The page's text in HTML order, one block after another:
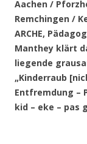
Aachen /
Remchingen /
ARCHE,
Manthey klärt
liegende
„Kinderraub
Entfremdung –
kid – eke – pas